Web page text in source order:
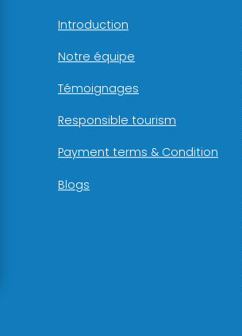
Introduction
Notre équipe
Témoignages
Responsible tourism
Payment terms & Condition
Blogs